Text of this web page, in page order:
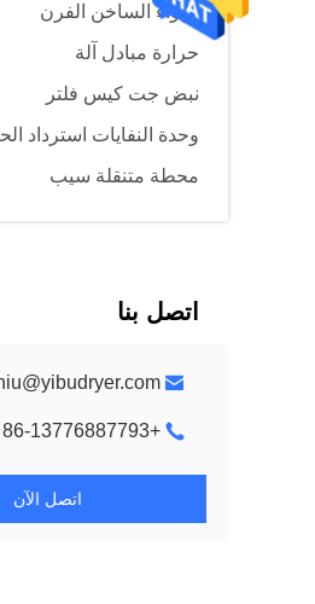
الهواء الساخن الفرن
حرارة مبادل آلة
نبض جت كيس فلتر
وحدة النفايات استرداد
محطة متنقلة سيب
اتصل بنا
+86-13776887793
اتصل الآن